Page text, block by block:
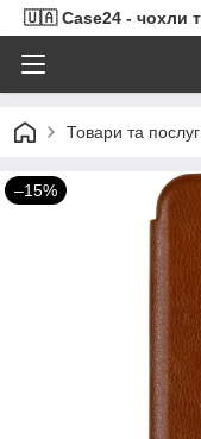
🇺🇦 Case24 - чохли
Товари та
–15%